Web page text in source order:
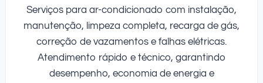
Serviços para ar-condicionado com instalação,
manutenção, limpeza completa, recarga de gás,
correção de vazamentos e falhas elétricas.
Atendimento rápido e técnico, garantindo
desempenho, economia de energia e